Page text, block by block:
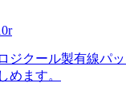
ジクール製有線パ
めます。